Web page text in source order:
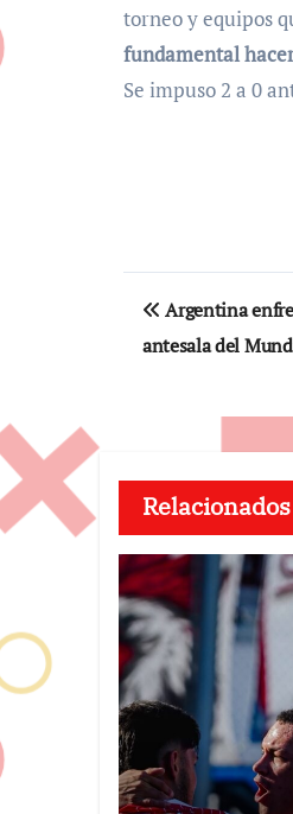
torneo y equipos
fundamental
Se impuso 2 a 0
de
Argentina
antesala del
Relacionados